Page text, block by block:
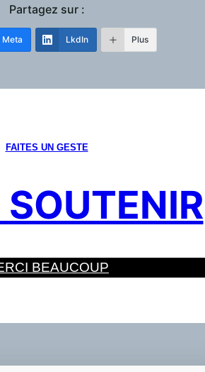
Partagez sur :
Meta LkdIn Plus
FAITES UN GESTE
BEAUCOUP